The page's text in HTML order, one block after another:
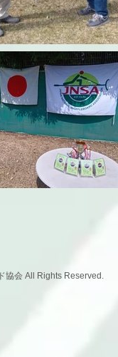
会 All Rights Reserved.